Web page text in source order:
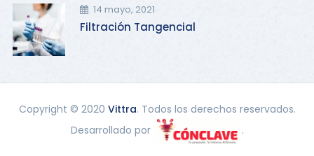
14 mayo, 2021
Filtración Tangencial
Copyright © 2020 Vittra. Todos los derechos reservados.
Desarrollado por
.